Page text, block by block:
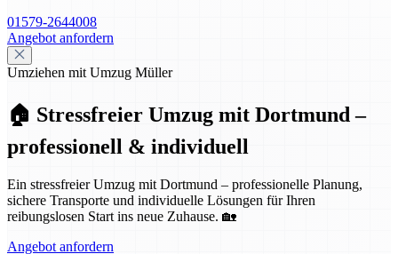
01579-2644008
Angebot anfordern
Umziehen mit Umzug Müller
🏠 Stressfreier Umzug mit Dortmund –
professionell & individuell
Ein stressfreier Umzug mit Dortmund – professionelle Planung,
sichere Transporte und individuelle Lösungen für Ihren
reibungslosen Start ins neue Zuhause. 🏡
Angebot anfordern